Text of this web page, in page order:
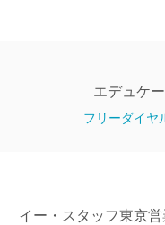
エデュケ
フリーダイヤ
イー・スタッフ東京